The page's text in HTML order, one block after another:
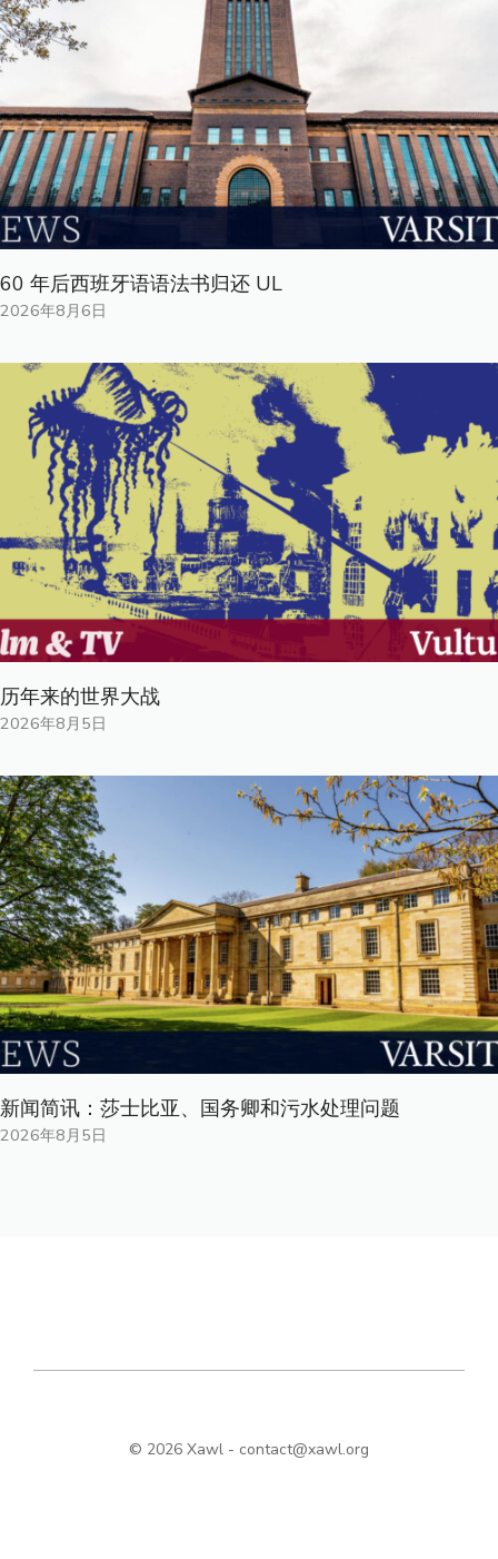
60 年后西班牙语语法书归还 UL
2026年8月6日
历年来的世界大战
2026年8月5日
新闻简讯：莎士比亚、国务卿和污水处理问题
2026年8月5日
© 2026 Xawl - contact@xawl.org